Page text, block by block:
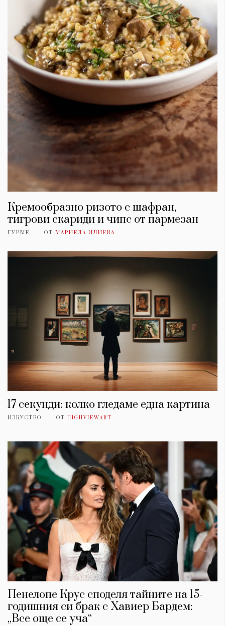
Кремообразно ризото с шафран,
тигрови скариди и чипс от пармезан
ГУРМЕ ОТ МАРИЕЛА ИЛИЕВА
17 секунди: колко гледаме една картина
ИЗКУСТВО ОТ HIGHVIEWART
Пенелопе Крус споделя тайните на 15-
годишния си брак с Хавиер Бардем:
„Все още се уча“